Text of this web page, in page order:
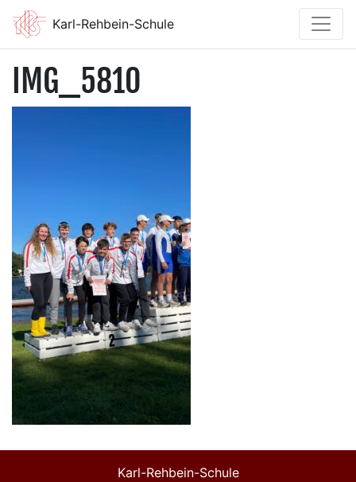
Karl-Rehbein-Schule
IMG_5810
Karl-Rehbein-Schule